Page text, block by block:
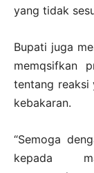
yang tidak
Bupati juga
memqsifkan
tentang reaksi
kebakaran.
“Semoga
kepada